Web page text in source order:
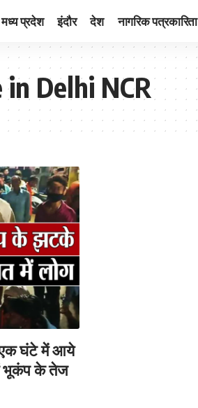
मध्य प्रदेश इंदौर देश नागरिक पत्रकारिता
Delhi NCR
एक घंटे में आये
भूकंप के तेज